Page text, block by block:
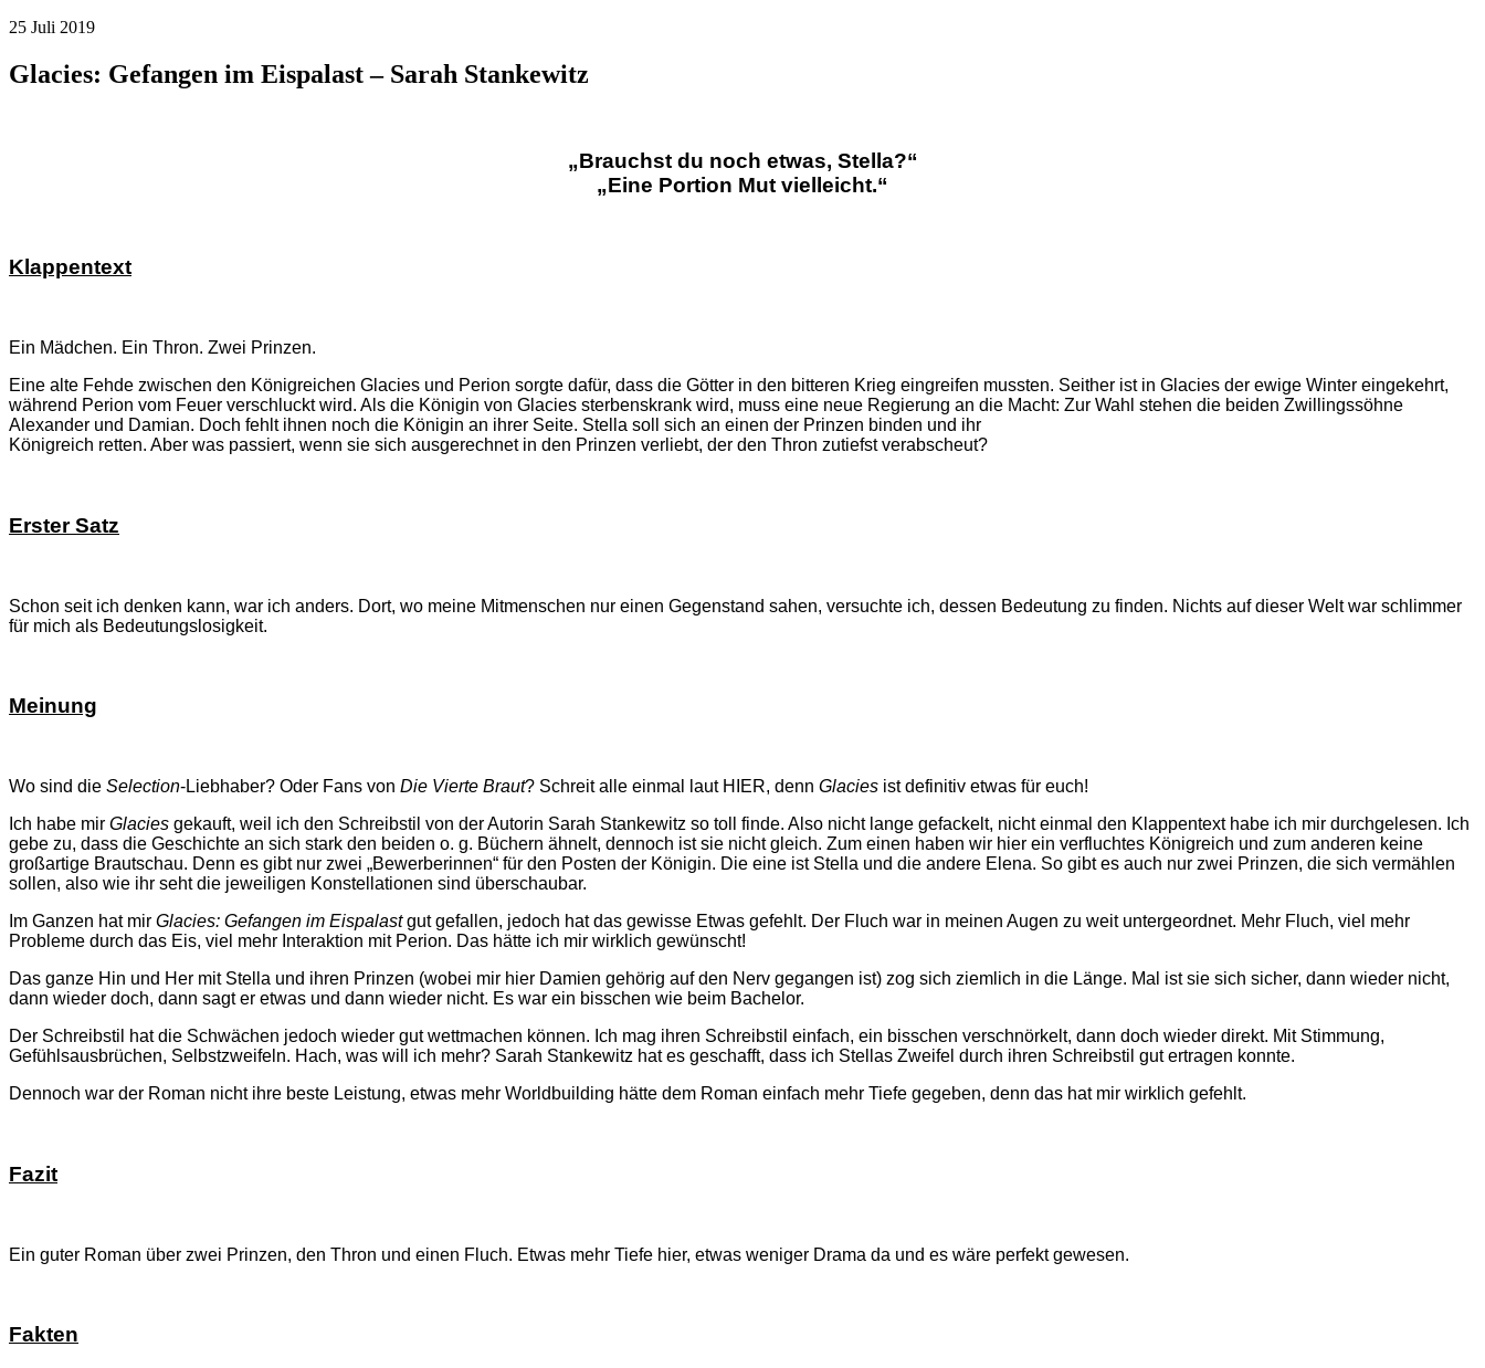
25 Juli 2019
Glacies: Gefangen im Eispalast – Sarah Stankewitz
„Brauchst du noch etwas, Stella?“
„Eine Portion Mut vielleicht.“
Klappentext
Ein Mädchen. Ein Thron. Zwei Prinzen.
Eine alte Fehde zwischen den Königreichen Glacies und Perion sorgte dafür, dass die Götter in den bitteren Krieg eingreifen mussten. Seither ist in Glacies der ewige Winter eingekehrt,
während Perion vom Feuer verschluckt wird. Als die Königin von Glacies sterbenskrank wird, muss eine neue Regierung an die Macht: Zur Wahl stehen die beiden Zwillingssöhne
Alexander und Damian. Doch fehlt ihnen noch die Königin an ihrer Seite. Stella soll sich an einen der Prinzen binden und ihr
Königreich retten. Aber was passiert, wenn sie sich ausgerechnet in den Prinzen verliebt, der den Thron zutiefst verabscheut?
Erster Satz
Schon seit ich denken kann, war ich anders. Dort, wo meine Mitmenschen nur einen Gegenstand sahen, versuchte ich, dessen Bedeutung zu finden. Nichts auf dieser Welt war schlimmer
für mich als Bedeutungslosigkeit.
Meinung
Wo sind die Selection-Liebhaber? Oder Fans von Die Vierte Braut? Schreit alle einmal laut HIER, denn Glacies ist definitiv etwas für euch!
Ich habe mir Glacies gekauft, weil ich den Schreibstil von der Autorin Sarah Stankewitz so toll finde. Also nicht lange gefackelt, nicht einmal den Klappentext habe ich mir durchgelesen. Ich
gebe zu, dass die Geschichte an sich stark den beiden o. g. Büchern ähnelt, dennoch ist sie nicht gleich. Zum einen haben wir hier ein verfluchtes Königreich und zum anderen keine
großartige Brautschau. Denn es gibt nur zwei „Bewerberinnen“ für den Posten der Königin. Die eine ist Stella und die andere Elena. So gibt es auch nur zwei Prinzen, die sich vermählen
sollen, also wie ihr seht die jeweiligen Konstellationen sind überschaubar.
Im Ganzen hat mir Glacies: Gefangen im Eispalastgut gefallen, jedoch hat das gewisse Etwas gefehlt. Der Fluch war in meinen Augen zu weit untergeordnet. Mehr Fluch, viel mehr
Probleme durch das Eis, viel mehr Interaktion mit Perion. Das hätte ich mir wirklich gewünscht!
Das ganze Hin und Her mit Stella und ihren Prinzen (wobei mir hier Damien gehörig auf den Nerv gegangen ist) zog sich ziemlich in die Länge. Mal ist sie sich sicher, dann wieder nicht,
dann wieder doch, dann sagt er etwas und dann wieder nicht. Es war ein bisschen wie beim Bachelor.
Der Schreibstil hat die Schwächen jedoch wieder gut wettmachen können. Ich mag ihren Schreibstil einfach, ein bisschen verschnörkelt, dann doch wieder direkt. Mit Stimmung,
Gefühlsausbrüchen, Selbstzweifeln. Hach, was will ich mehr? Sarah Stankewitz hat es geschafft, dass ich Stellas Zweifel durch ihren Schreibstil gut ertragen konnte.
Dennoch war der Roman nicht ihre beste Leistung, etwas mehr Worldbuilding hätte dem Roman einfach mehr Tiefe gegeben, denn das hat mir wirklich gefehlt.
Fazit
Ein guter Roman über zwei Prinzen, den Thron und einen Fluch. Etwas mehr Tiefe hier, etwas weniger Drama da und es wäre perfekt gewesen.
Fakten